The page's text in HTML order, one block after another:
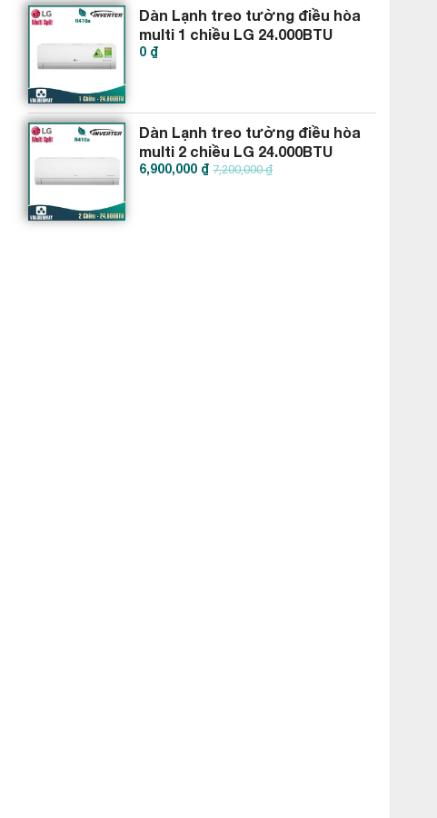
Dàn Lạnh treo tường điều hòa
multi 1 chiều LG 24.000BTU
AMNQ24GSKA0
0 ₫
Dàn Lạnh treo tường điều hòa
multi 2 chiều LG 24.000BTU
AMNW24GSKB0
6,900,000 ₫7,200,000 ₫